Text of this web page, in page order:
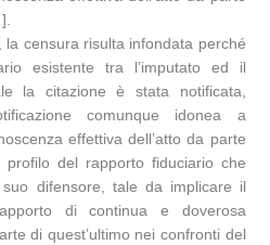
la censura risulta infondata perché
esistente tra l’imputato ed il
la citazione è stata notificata,
comunque idonea a
effettiva dell’atto da parte
profilo del rapporto fiduciario che
suo difensore, tale da implicare il
di continua e doverosa
di quest’ultimo nei confronti del